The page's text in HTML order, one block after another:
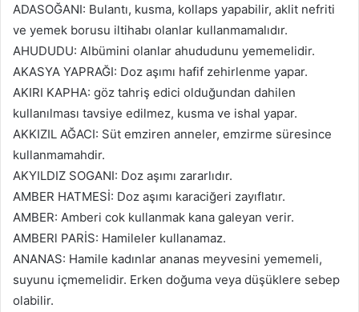
ADASOĞANI: Bulantı, kusma, kollaps yapabilir, aklit nefriti
ve yemek borusu iltihabı olanlar kullanmamalıdır.
AHUDUDU: Albümini olanlar ahududunu yememelidir.
AKASYA YAPRAĞI: Doz aşımı hafif zehirlenme yapar.
AKIRI KAPHA: göz tahriş edici olduğundan dahilen
kullanılması tavsiye edilmez, kusma ve ishal yapar.
AKKIZIL AĞACI: Süt emziren anneler, emzirme süresince
kullanmamahdir.
AKYILDIZ SOGANI: Doz aşımı zararlıdır.
AMBER HATMESİ: Doz aşımı karaciğeri zayıflatır.
AMBER: Amberi cok kullanmak kana galeyan verir.
AMBERl PARİS: Hamileler kullanamaz.
ANANAS: Hamile kadınlar ana­nas meyvesini yememeli,
suyunu içmemelidir. Erken doğuma veya düşüklere sebep
olabilir.